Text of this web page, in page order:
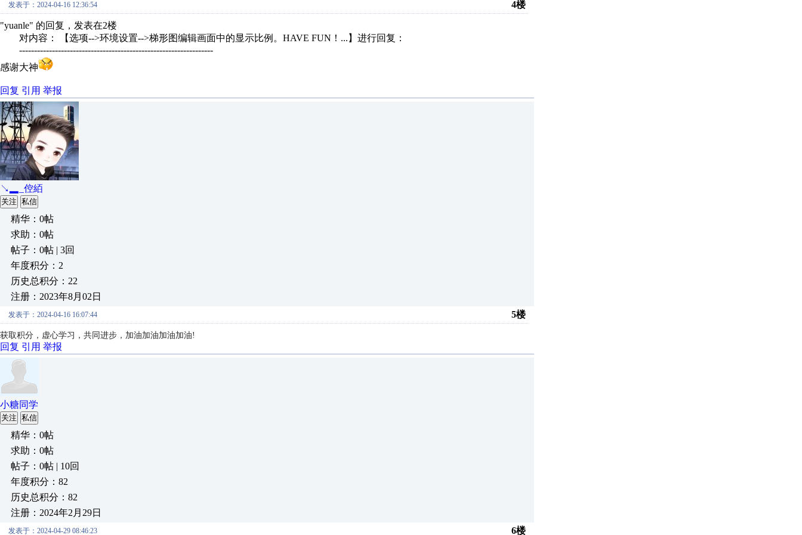
发表于：2024-04-16 12:36:54 4楼
"yuanle" 的回复，发表在2楼
对内容： 【选项-->环境设置-->梯形图编辑画面中的显示比例。HAVE FUN！...】进行回复：
-----------------------------------------------------------------
感谢大神
回复 引用 举报
↘▂_倥絔
关注 私信
精华：0帖
求助：0帖
帖子：0帖 | 3回
年度积分：2
历史总积分：22
注册：2023年8月02日
发表于：2024-04-16 16:07:44 5楼
获取积分，虚心学习，共同进步，加油加油加油加油!
回复 引用 举报
小糖同学
关注 私信
精华：0帖
求助：0帖
帖子：0帖 | 10回
年度积分：82
历史总积分：82
注册：2024年2月29日
发表于：2024-04-29 08:46:23 6楼